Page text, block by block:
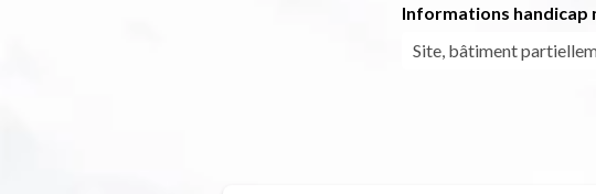
Informations handicap
Site, bâtiment